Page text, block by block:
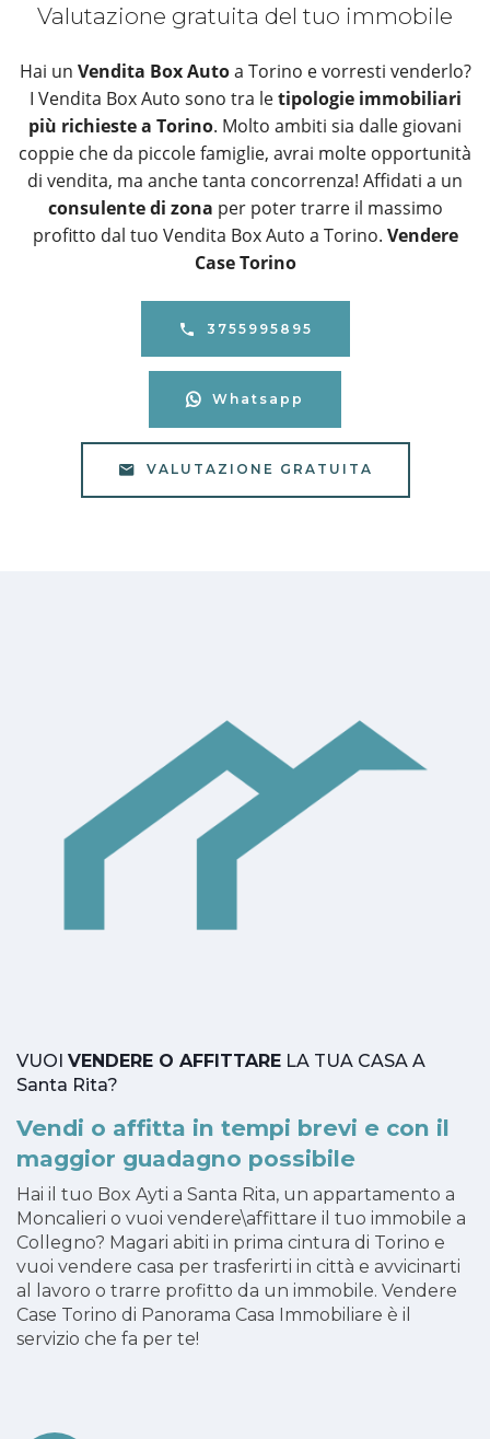
Valutazione gratuita del tuo immobile
Hai un Vendita Box Autoa Torino e vorresti venderlo?
I Vendita Box Auto sono tra letipologie immobiliari
più richieste a Torino. Molto ambiti sia dalle giovani
coppie che da piccole famiglie, avrai molte opportunità
di vendita, ma anche tanta concorrenza! Affidati a un
consulente di zona per poter trarre il massimo
profitto dal tuo Vendita Box Auto a Torino. Vendere
Case Torino
3755995895
Whatsapp
VALUTAZIONE GRATUITA
VUOI VENDERE O AFFITTARE LA TUA CASA A
Santa Rita?
Vendi o affitta in tempi brevi e con il
maggior guadagno possibile
Hai il tuo Box Ayti a Santa Rita, un appartamento a
Moncalieri o vuoi vendere\affittare il tuo immobile a
Collegno? Magari abiti in prima cintura di Torino e
vuoi vendere casa per trasferirti in città e avvicinarti
al lavoro o trarre profitto da un immobile. Vendere
Case Torino di Panorama Casa Immobiliare è il
servizio che fa per te!